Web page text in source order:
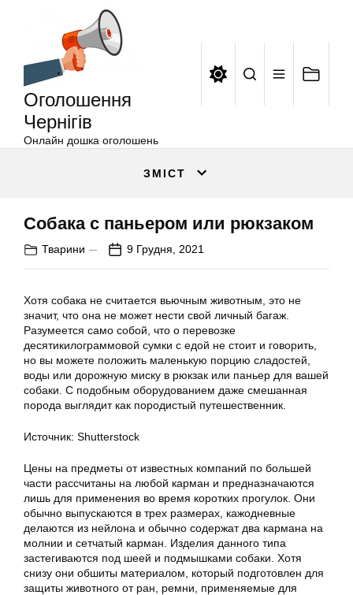
Оголошення
Чернігів
Онлайн дошка оголошень
ЗМІСТ
Собака с паньером или рюкзаком
Тварини 9 Грудня, 2021
Хотя собака не считается вьючным животным, это не
значит, что она не может нести свой личный багаж.
Разумеется само собой, что о перевозке
десятикилограммовой сумки с едой не стоит и говорить,
но вы можете положить маленькую порцию сладостей,
воды или дорожную миску в рюкзак или паньер для вашей
собаки. С подобным оборудованием даже смешанная
порода выглядит как породистый путешественник.
Источник: Shutterstock
Цены на предметы от известных компаний по большей
части рассчитаны на любой карман и предназначаются
лишь для применения во время коротких прогулок. Они
обычно выпускаются в трех размерах, кажодневные
делаются из нейлона и обычно содержат два кармана на
молнии и сетчатый карман. Изделия данного типа
застегиваются под шеей и подмышками собаки. Хотя
снизу они обшиты материалом, который подготовлен для
защиты животного от ран, ремни, применяемые для